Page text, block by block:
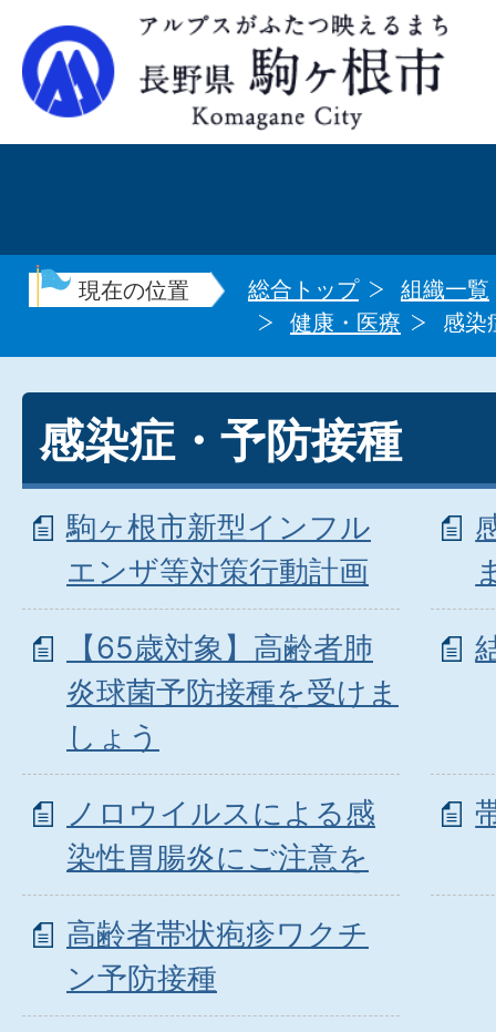
現在の位置 総合トップ
組織一覧
健康・医療
感染
感染症・予防接種
駒ヶ根市新型インフル
エンザ等対策行動計画
【65歳対象】高齢者肺
炎球菌予防接種を受けま
しょう
ノロウイルスによる感
染性胃腸炎にご注意を
高齢者帯状疱疹ワクチ
ン予防接種